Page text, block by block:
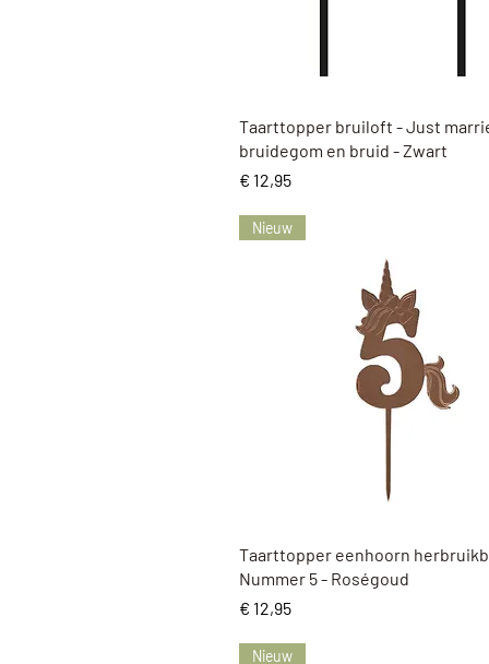
Snel overzicht
Taarttopper bruiloft - Just
bruidegom en bruid - Zwart
Prijs
€ 12,95
Snel overzicht
Nieuw
Taarttopper eenhoorn
Nummer 5 - Roségoud
Prijs
€ 12,95
Nieuw